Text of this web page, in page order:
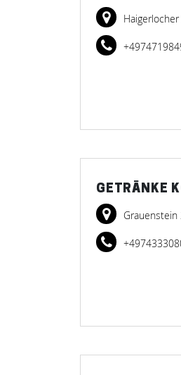
GETRÄNKE
Grauenstein